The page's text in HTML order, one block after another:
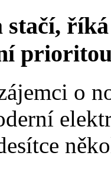
stačí,
o